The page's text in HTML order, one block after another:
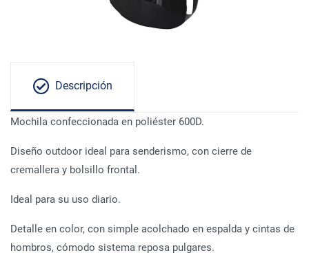
Descripción
Mochila confeccionada en poliéster 600D.
Diseño outdoor ideal para senderismo, con cierre de
cremallera y bolsillo frontal.
Ideal para su uso diario.
Detalle en color, con simple acolchado en espalda y cintas de
hombros, cómodo sistema reposa pulgares.